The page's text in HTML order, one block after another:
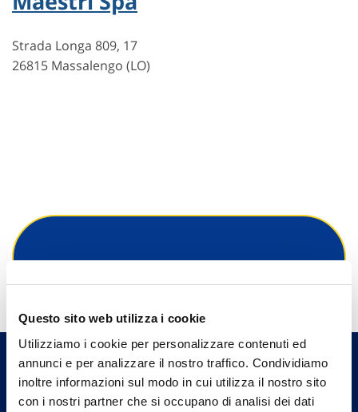
Questo sito web utilizza i cookie
Utilizziamo i cookie per personalizzare contenuti ed
annunci e per analizzare il nostro traffico. Condividiamo
inoltre informazioni sul modo in cui utilizza il nostro sito
con i nostri partner che si occupano di analisi dei dati
Strada Longa 809, 17
26815 Massalengo (LO)
Trova l'Agenzia più vicina a te e parla con
un nostro Agente.
Contattaci